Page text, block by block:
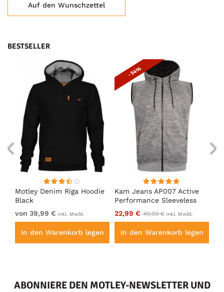
Auf den Wunschzettel
BESTSELLER
Motley Denim Riga Hoodie
Black
von 39,99 € inkl. MwSt.
In den Warenkorb legen
Kam Jeans AP007 Active
Performance Sleeveless
Hoody Grey
- 54%
22,99 € 49,99 € inkl. MwSt.
In den Warenkorb legen
ABONNIERE DEN MOTLEY-NEWSLETTER UND